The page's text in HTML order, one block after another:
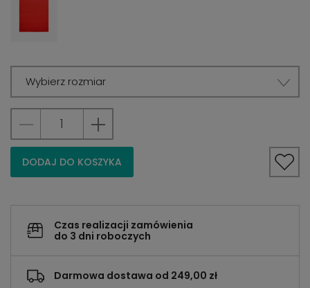
Wybierz rozmiar
DODAJ DO KOSZYKA
Czas realizacji zamówienia
do 3 dni roboczych
Darmowa dostawa od 249,00 zł